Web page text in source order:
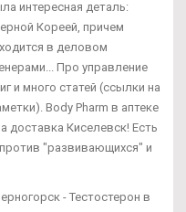
интересная деталь:
Кореей, причем
в деловом
Про управление
и много статей (ссылки на
Body Pharm в аптеке
доставка Киселевск! Есть
"развивающихся" и
- Тестостерон в